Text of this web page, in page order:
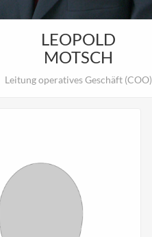
LEOPOLD
MOTSCH
Leitung operatives Geschäft (COO)